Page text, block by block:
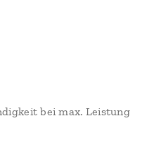
bei max. Leistung